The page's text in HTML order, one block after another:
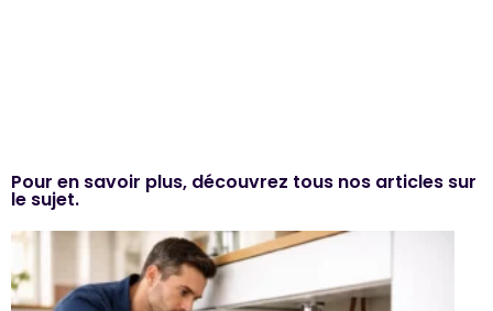
Pour en savoir plus, découvrez tous nos articles sur
le sujet.